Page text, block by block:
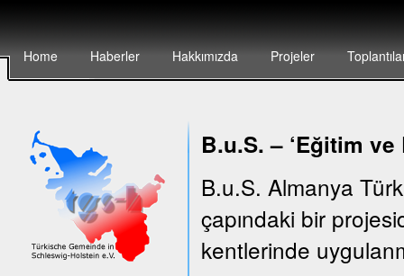
Home Haberler Hakkımızda Projeler
B.u.S. – ‘Eğitim ve
B.u.S. Almanya
çapındaki bir
kentlerinde